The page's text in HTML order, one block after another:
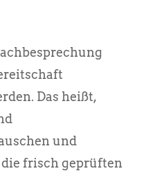
Das heißt,
und
frisch geprüften